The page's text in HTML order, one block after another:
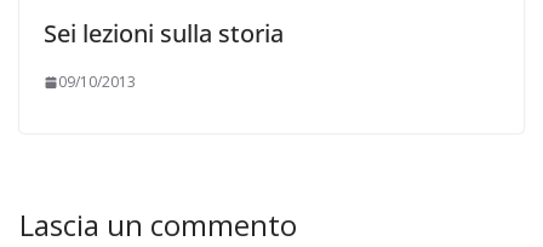
Sei lezioni sulla storia
09/10/2013
Lascia un commento